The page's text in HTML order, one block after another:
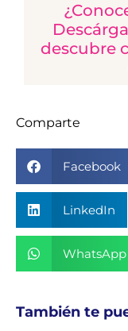
descubre
Comparte
Facebook
LinkedIn
WhatsApp
También te